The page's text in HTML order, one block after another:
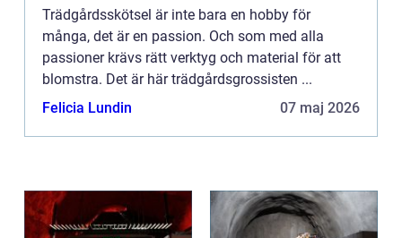
Trädgårdsskötsel är inte bara en hobby för
många, det är en passion. Och som med alla
passioner krävs rätt verktyg och material för att
blomstra. Det är här trädgårdsgrossisten ...
Felicia Lundin
07 maj 2026